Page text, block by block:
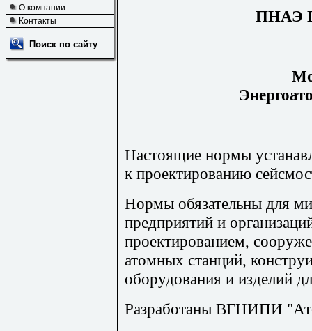
О компании
Контакты
Поиск по сайту
ПНАЭ
Настоящие нормы
к проектированию
Нормы обязательны для
предприятий и
проектированием,
атомных станций,
оборудования и изделий
Разработаны ВГНИПИ